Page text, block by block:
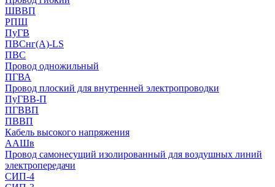
ШВВП
РПШ
ПуГВ
ПВСнг(А)-LS
ПВС
Провод одножильный
ПГВА
Провод плоский для внутренней электропроводки
ПуГВВ-П
ПГВВП
ПВВП
Кабель высокого напряжения
ААШв
Провод самонесущий изолированный для воздушных линий
электропередачи
СИП-4